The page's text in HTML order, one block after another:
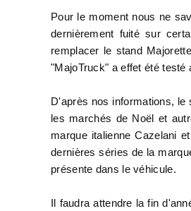
Pour le moment nous ne
dernièrement fuité sur
remplacer le stand
"MajoTruck" a effet été testé
D'après nos informations,
les marchés de Noël et
marque italienne Cazelani
dernières séries de la
présente dans le véhicule.
Il faudra attendre la fin